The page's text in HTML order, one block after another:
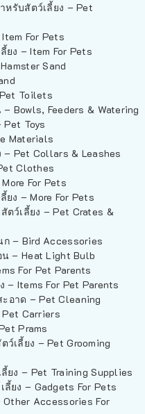
รับสัตว์เลี้ยง – Pet
For Pets
ยง – Item For Pets
Sand
Toilets
Bowls, Feeders & Watering
Pet Toys
Materials
– Pet Collars & Leashes
Clothes
For Pets
ยง – More For Pets
ว์เลี้ยง – Pet Crates &
– Bird Accessories
– Heat Light Bulb
For Pet Parents
– Items For Pet Parents
อาด – Pet Cleaning
Pet Carriers
Prams
เลี้ยง – Pet Grooming
ยง – Pet Training Supplies
ลี้ยง – Gadgets For Pets
Accessories For